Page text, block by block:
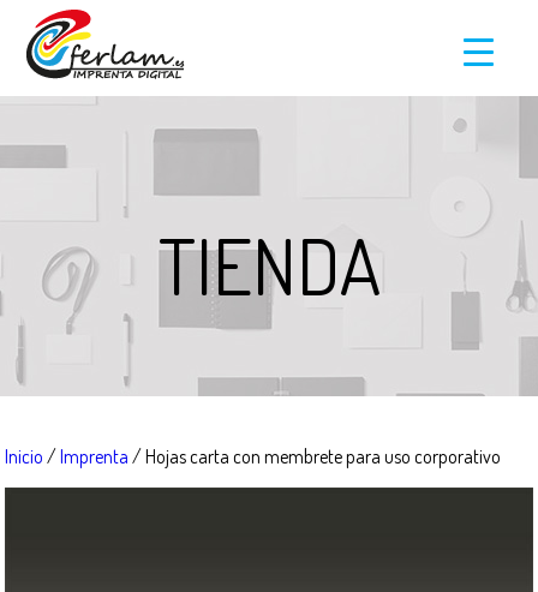
TIENDA
Inicio /Imprenta / Hojas carta con membrete para uso corporativo